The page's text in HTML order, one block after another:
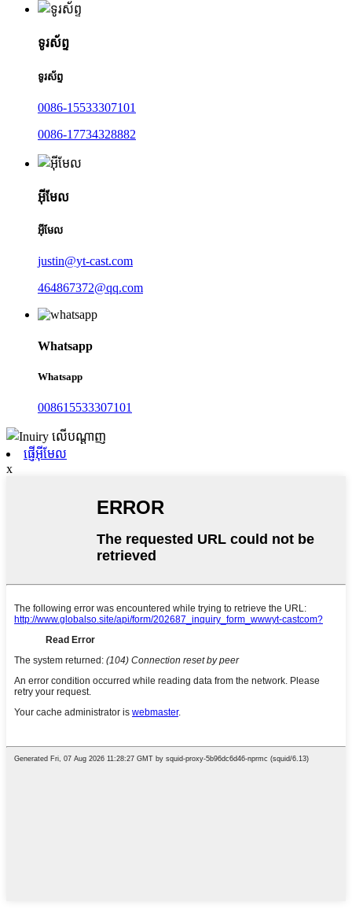
ទូរស័ព្ទ
ទូរស័ព្ទ
0086-15533307101
0086-17734328882
អ៊ីមែល
អ៊ីមែល
justin@yt-cast.com
464867372@qq.com
Whatsapp
Whatsapp
008615533307101
ផ្ញើអ៊ីមែល
x